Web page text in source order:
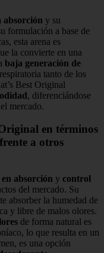
absorción y su
formulación a base de
esta arena es
la convierte en una
baja generación de
tanto de los
Best Original
, diferenciándose
mercado.
en términos
a otros
absorción y control
del mercado. Su
absorber la humedad de
y libre de malos olores.
de forma natural es
lo que resulta en un
es una opción